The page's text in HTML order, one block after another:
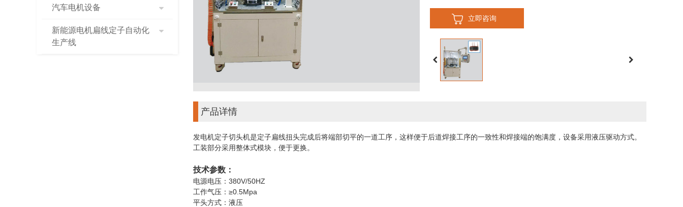
汽车电机设备
新能源电机扁线定子自动化
生产线
立即咨询
产品详情
发电机定子切头机是定子扁线扭头完成后将端部切平的一道工序，这样便于后道焊接工序的一致性和焊接端的饱满度，设备采用液压驱动方式。
工装部分采用整体式模块，便于更换。
技术参数：
电源电压：380V/50HZ
工作气压：≥0.5Mpa
平头方式：液压